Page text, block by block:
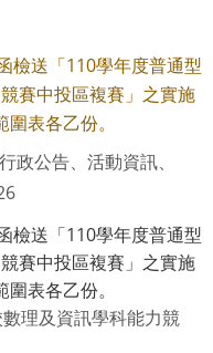
檢送「110學年度普通型
賽中投區複賽」之實施
表各乙份。
政公告、活動資訊、
檢送「110學年度普通型
賽中投區複賽」之實施
表各乙份。
理及資訊學科能力競